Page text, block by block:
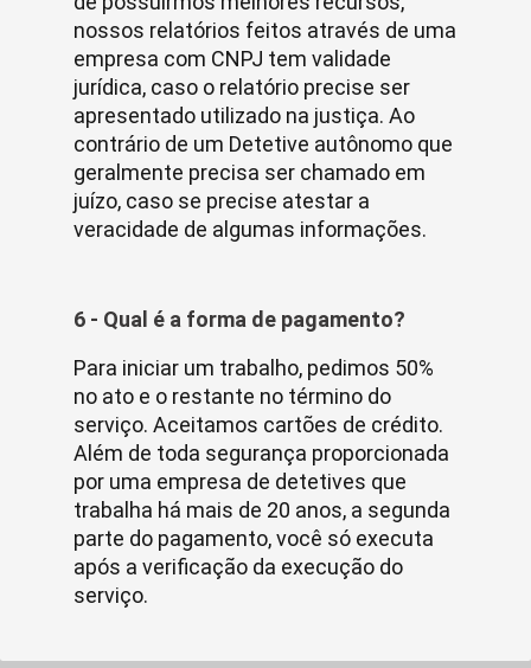
nossos relatórios feitos através de uma
empresa com CNPJ tem validade
jurídica, caso o relatório precise ser
apresentado utilizado na justiça. Ao
contrário de um Detetive autônomo que
geralmente precisa ser chamado em
juízo, caso se precise atestar a
veracidade de algumas informações.
6 - Qual é a forma de pagamento?
Para iniciar um trabalho, pedimos 50%
no ato e o restante no término do
serviço. Aceitamos cartões de crédito.
Além de toda segurança proporcionada
por uma empresa de detetives que
trabalha há mais de 20 anos, a segunda
parte do pagamento, você só executa
após a verificação da execução do
serviço.